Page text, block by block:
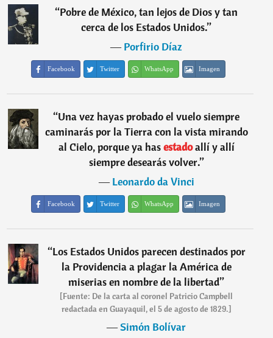
“Pobre de México, tan lejos de Dios y tan
cerca de los Estados Unidos.”
―Porfirio Díaz
Facebook Twitter WhatsApp Imagen
“Una vez hayas probado el vuelo siempre
caminarás por la Tierra con la vista mirando
al Cielo, porque ya hasestadoallí y allí
siempre desearás volver.”
―Leonardo da Vinci
Facebook Twitter WhatsApp Imagen
“Los Estados Unidos parecen destinados por
la Providencia a plagar la América de
miserias en nombre de la libertad”
[Fuente: De la carta al coronel Patricio Campbell
redactada en Guayaquil, el 5 de agosto de 1829.]
―Simón Bolívar